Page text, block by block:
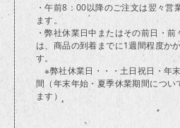
・午前8：00以降のご注文は翌々営
ます。
・弊社休業日中またはその前日・
は、商品の到着までに1週間程度か
す。
※弊社休業日・・・土日祝日・年
間（年末年始・夏季休業期間につい
ます）